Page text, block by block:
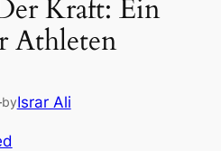
Kraft: Ein
Athleten
byIsrar Ali